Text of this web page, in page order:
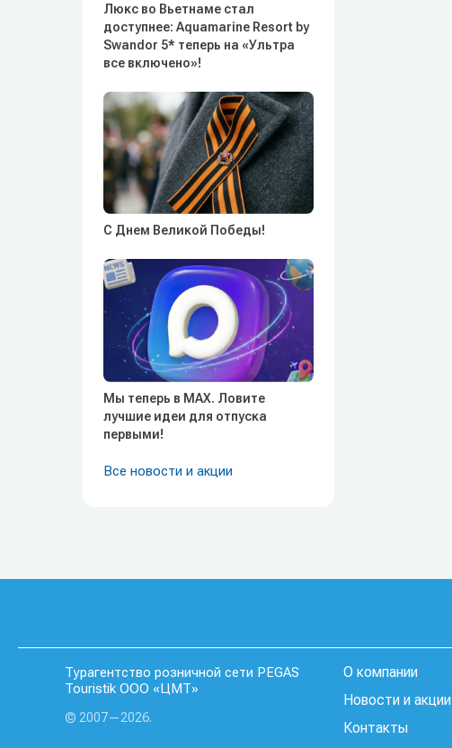
Люкс во Вьетнаме стал
доступнее: Aquamarine Resort by
Swandor 5* теперь на «Ультра
все включено»!
С Днем Великой Победы!
Мы теперь в MAX. Ловите
лучшие идеи для отпуска
первыми!
Все новости и акции
Турагентство розничной сети PEGAS
Touristik ООО «ЦМТ»
© 2007—2026.
О компании
Новости и акции
Контакты